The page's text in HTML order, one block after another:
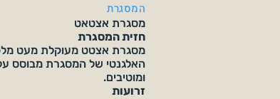
המסגרת
מסגרת אצטאט
חזית המסגרת
מסגרת אצטט מעוקלת מעט
האלגנטי של המסגרת מבוסס
ומוטיבים.
זרועות